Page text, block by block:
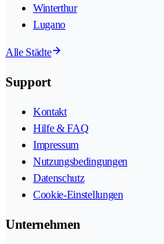
Winterthur
Lugano
Alle Städte
Support
Kontakt
Hilfe & FAQ
Impressum
Nutzungsbedingungen
Datenschutz
Cookie-Einstellungen
Unternehmen